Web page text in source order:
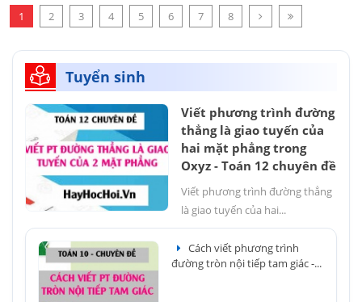
1 2 3 4 5 6 7 8
Tuyển sinh
Viết phương trình đường
thẳng là giao tuyến của
hai mặt phẳng trong
Oxyz - Toán 12 chuyên đề
Viết phương trình đường thẳng
là giao tuyến của hai...
Cách viết phương trình
đường tròn nội tiếp tam giác -...